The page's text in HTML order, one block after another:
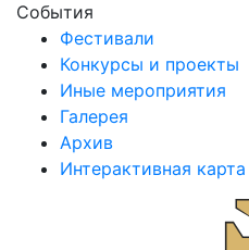
События
Фестивали
Конкурсы и проекты
Иные мероприятия
Галерея
Архив
Интерактивная карта